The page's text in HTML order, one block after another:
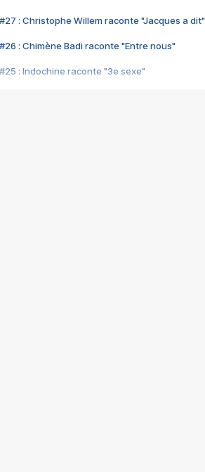
#27 : Christophe Willem raconte "Jacques a dit"
#26 : Chimène Badi raconte "Entre nous"
#25 : Indochine raconte "3e sexe"